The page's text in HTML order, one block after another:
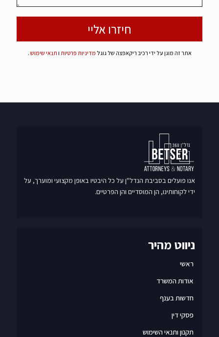
אתר זה מוגן על ידי רכיב ריקאפצה של גוגל מדיניות פרטיות ו תנאי שימוש .
אנו פועלים בסביבת הנדל"ן על כל היבטיו באופן מקצועי ומוערך, על
ידי לקוחותינו, הן המוסדיים והן הפרטיים.
ניווט מהיר
ראשי
אודות המשרד
חדשות בענף
פסקי דין
תקנון ותנאי השימוש